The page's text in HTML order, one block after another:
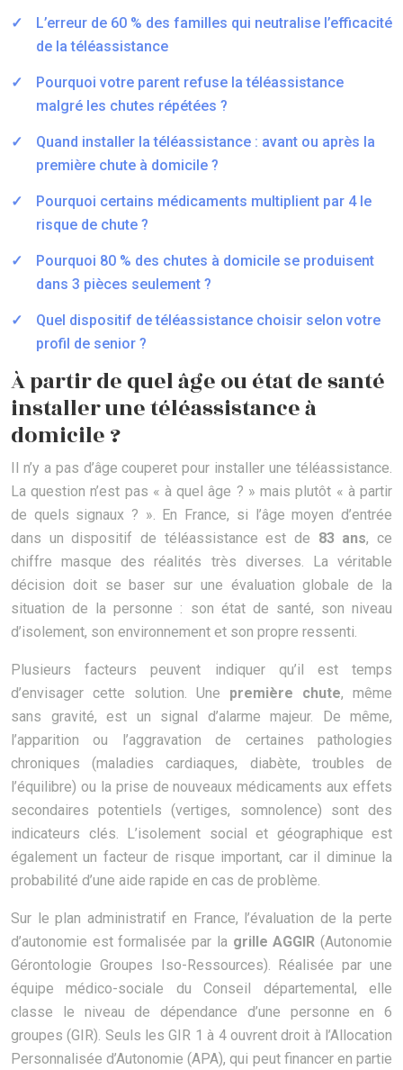
L’erreur de 60 % des familles qui neutralise l’efficacité
de la téléassistance
Pourquoi votre parent refuse la téléassistance
malgré les chutes répétées ?
Quand installer la téléassistance : avant ou après la
première chute à domicile ?
Pourquoi certains médicaments multiplient par 4 le
risque de chute ?
Pourquoi 80 % des chutes à domicile se produisent
dans 3 pièces seulement ?
Quel dispositif de téléassistance choisir selon votre
profil de senior ?
À partir de quel âge ou état de santé
installer une téléassistance à
domicile ?
Il n’y a pas d’âge couperet pour installer une téléassistance.
La question n’est pas « à quel âge ? » mais plutôt « à partir
de quels signaux ? ». En France, si l’âge moyen d’entrée
dans un dispositif de téléassistance est de 83 ans, ce
chiffre masque des réalités très diverses. La véritable
décision doit se baser sur une évaluation globale de la
situation de la personne : son état de santé, son niveau
d’isolement, son environnement et son propre ressenti.
Plusieurs facteurs peuvent indiquer qu’il est temps
d’envisager cette solution. Une première chute, même
sans gravité, est un signal d’alarme majeur. De même,
l’apparition ou l’aggravation de certaines pathologies
chroniques (maladies cardiaques, diabète, troubles de
l’équilibre) ou la prise de nouveaux médicaments aux effets
secondaires potentiels (vertiges, somnolence) sont des
indicateurs clés. L’isolement social et géographique est
également un facteur de risque important, car il diminue la
probabilité d’une aide rapide en cas de problème.
Sur le plan administratif en France, l’évaluation de la perte
d’autonomie est formalisée par la grille AGGIR (Autonomie
Gérontologie Groupes Iso-Ressources). Réalisée par une
équipe médico-sociale du Conseil départemental, elle
classe le niveau de dépendance d’une personne en 6
groupes (GIR). Seuls les GIR 1 à 4 ouvrent droit à l’Allocation
Personnalisée d’Autonomie (APA), qui peut financer en partie